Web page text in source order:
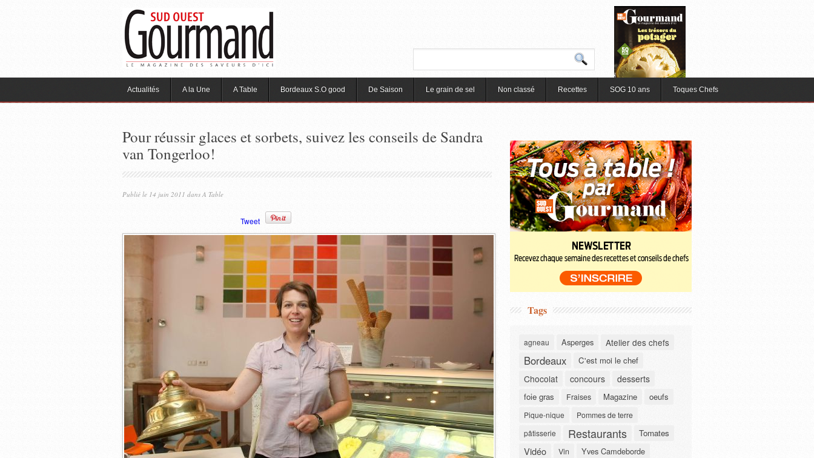
Actualités A la Une A Table Bordeaux S.O good De Saison Le grain de sel Non classé Recettes SOG 10 ans Toques Chefs
Pour réussir glaces et sorbets, suivez les conseils de Sandra
van Tongerloo!
Publié le 14 juin 2011 dansA Table
Tweet
Tags
agneau Asperges Atelier des chefs
Bordeaux C'est moi le chef
Chocolat concours desserts
foie gras Fraises Magazine oeufs
Pique-nique
Pommes de terre
pâtisserie
Restaurants Tomates
Vidéo Vin Yves Camdeborde